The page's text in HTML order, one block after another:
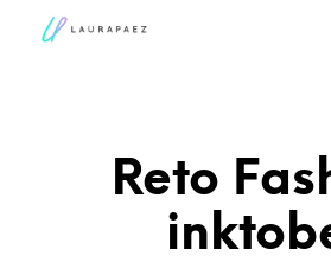
Reto